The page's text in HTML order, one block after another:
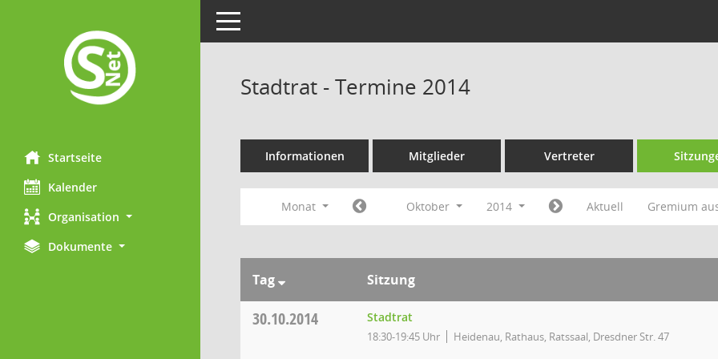
Startseite
Kalender
Organisation
Dokumente
Toggle navigation
Stadtrat - Termine 2014
Informationen Mitglieder Vertreter
Monat Oktober 2014 Aktuell Gremium
Tag Sitzung
30.10.2014 Stadtrat
18:30-19:45 Uhr Heidenau, Rathaus, Ratssaal, Dresdner Str. 47